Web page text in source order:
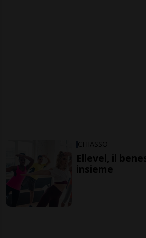
CHIASSO
Ellevel, il
insieme